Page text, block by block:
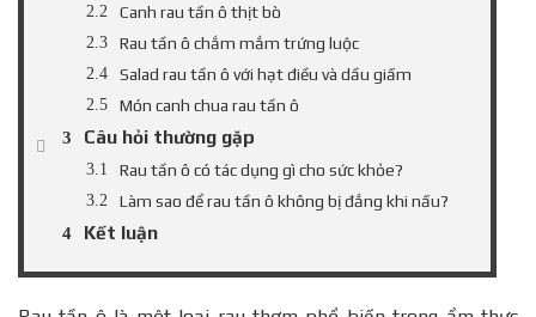
Canh rau tần ô thịt bò
Rau tần ô chắm mắm trứng luộc
Salad rau tần ô với hạt điều và dầu giấm
Món canh chua rau tần ô
Câu hỏi thường gặp
Rau tần ô có tác dụng gì cho sức khỏe?
Làm sao để rau tần ô không bị đắng khi nấu?
Kết luận